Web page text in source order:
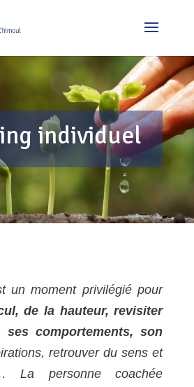
individuel
un moment privilégié pour
de la hauteur, revisiter
ses comportements, son
retrouver du sens et
La personne coachée